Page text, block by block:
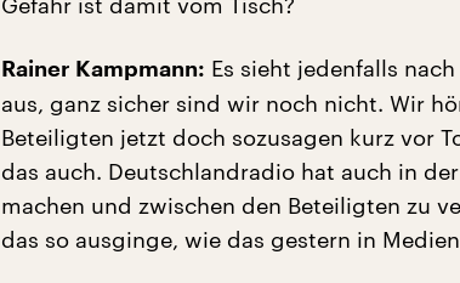
Rainer Kampmann: Es sieht jedenfalls
aus, ganz sicher sind wir noch nicht. Wir
Beteiligten jetzt doch sozusagen kurz vor
das auch. Deutschlandradio hat auch in
machen und zwischen den Beteiligten zu
das so ausginge, wie das gestern in